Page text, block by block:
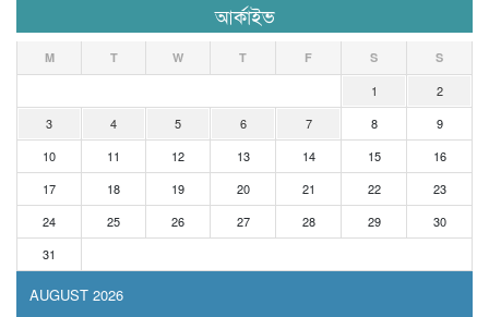
আর্কাইভ
AUGUST 2026
M T W T F S S
1
2
3
4 5 6 7 8
9
10
11 12 13 14 15
16
17
18 19 20 21 22
23
24
25 26 27 28 29
30
31